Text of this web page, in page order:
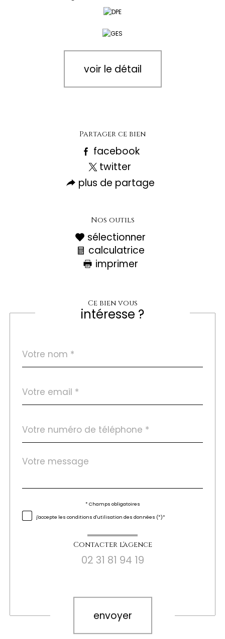
voir le détail
Partager ce bien
facebook
twitter
plus de partage
Nos outils
sélectionner
calculatrice
imprimer
Ce bien vous
intéresse ?
par
*
*
*
Fieldset
Message
*
* Champs obligatoires
j'accepte les conditions d'utilisation des données (*)*
Contacter l'agence
02 31 81 94 19
envoyer